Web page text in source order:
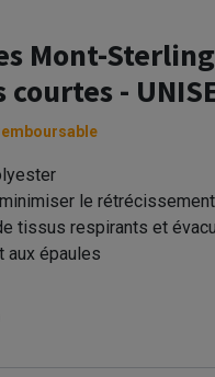
Mont-Sterling
-
le rétrécissement
tissus respirants et
aux épaules